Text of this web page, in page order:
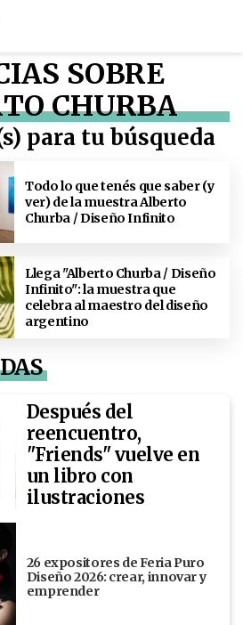
SOBRE
CHURBA
para tu búsqueda
Todo lo que tenés que saber (y
ver) de la muestra Alberto
Churba / Diseño Infinito
Llega "Alberto Churba / Diseño
Infinito": la muestra que
celebra al maestro del diseño
argentino
Después del
reencuentro,
"Friends" vuelve en
un libro con
ilustraciones
26 expositores de Feria Puro
Diseño 2026: crear, innovar y
emprender